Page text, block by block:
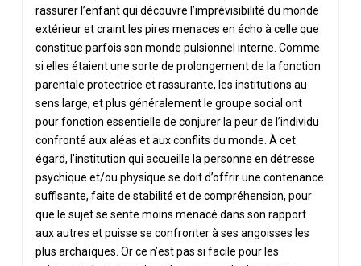
rassurer l’enfant qui découvre l’imprévisibilité du monde
extérieur et craint les pires menaces en écho à celle que
constitue parfois son monde pulsionnel interne. Comme
si elles étaient une sorte de prolongement de la fonction
parentale protectrice et rassurante, les institutions au
sens large, et plus généralement le groupe social ont
pour fonction essentielle de conjurer la peur de l’individu
confronté aux aléas et aux conflits du monde. À cet
égard, l’institution qui accueille la personne en détresse
psychique et/ou physique se doit d’offrir une contenance
suffisante, faite de stabilité et de compréhension, pour
que le sujet se sente moins menacé dans son rapport
aux autres et puisse se confronter à ses angoisses les
plus archaïques. Or ce n’est pas si facile pour les